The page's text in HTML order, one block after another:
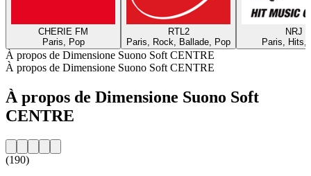
CHERIE FM
Paris, Pop
RTL2
Paris, Rock, Ballade, Pop
NRJ
Paris, Hits,
À propos de Dimensione Suono Soft CENTRE
À propos de Dimensione Suono Soft CENTRE
À propos de Dimensione Suono Soft
CENTRE
(190)